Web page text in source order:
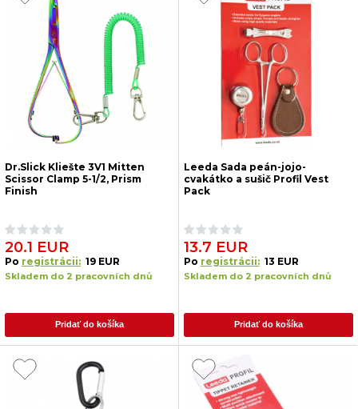
Dr.Slick Kliešte 3V1 Mitten
Scissor Clamp 5-1/2, Prism
Finish
20.1 EUR
Po registrácii: 19 EUR
Skladem do 2 pracovních dnů
Pridať do košíka
Leeda Sada peán-jojo-
cvakátko a sušič Profil Vest
Pack
13.7 EUR
Po registrácii: 13 EUR
Skladem do 2 pracovních dnů
Pridať do košíka